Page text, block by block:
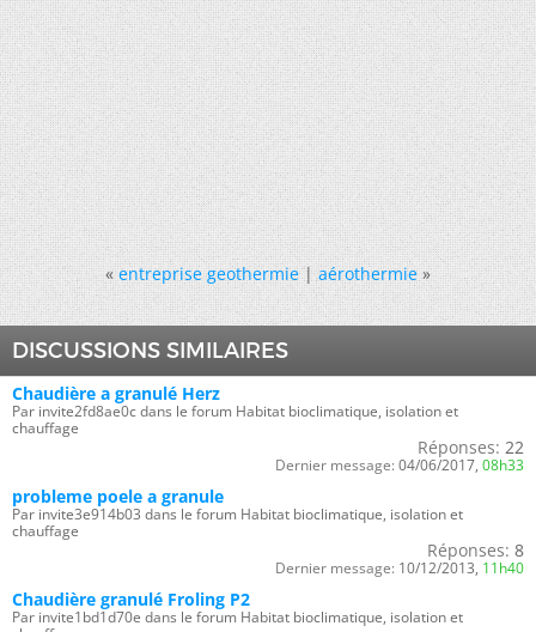
« entreprise geothermie|aérothermie »
DISCUSSIONS SIMILAIRES
Chaudière a granulé Herz
Par invite2fd8ae0c dans le forum Habitat bioclimatique, isolation et
chauffage
Réponses: 22
Dernier message: 04/06/2017, 08h33
probleme poele a granule
Par invite3e914b03 dans le forum Habitat bioclimatique, isolation et
chauffage
Réponses: 8
Dernier message: 10/12/2013, 11h40
Chaudière granulé Froling P2
Par invite1bd1d70e dans le forum Habitat bioclimatique, isolation et